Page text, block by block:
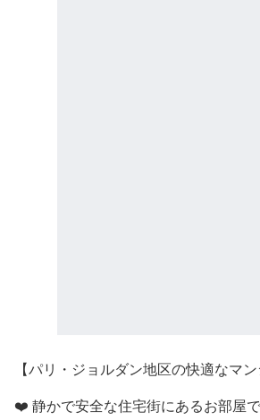
【 パリ・ジョルダン地区の快適なマン
❤️ 静かで安全な住宅街にあるお部屋